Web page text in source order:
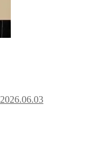
2026.06.03